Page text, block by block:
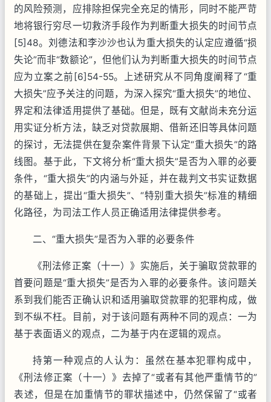
的风险预测，应排除担保完全充足的情形，同时不能严苛
地将银行穷尽一切救济手段作为判断重大损失的时间节点
[5]48。刘德法和李沙沙也认为重大损失的认定应遵循“损
失论”而非“数额论”，但他们认为判断重大损失的时间节点
应为立案之前[6]54-55。上述研究从不同角度阐释了“重
大损失”应予关注的问题，为深入探究“重大损失”的地位、
界定和法律适用提供了基础。但是，既有文献尚未充分运
用实证分析方法，缺乏对贷款展期、借新还旧等具体问题
的探讨，无法提供在复杂案件背景下认定“重大损失”的路
线图。基于此，下文将分析“重大损失”是否为入罪的必要
条件，“重大损失”的内涵与外延，并在裁判文书实证数据
的基础上，提出“重大损失”、“特别重大损失”标准的精细
化路径，为司法工作人员正确适用法律提供参考。
二、“重大损失”是否为入罪的必要条件
《刑法修正案（十一）》实施后，关于骗取贷款罪的
首要问题是“重大损失”是否为入罪的必要条件。该问题关
系到我们能否正确认识和适用骗取贷款罪的犯罪构成，做
到不纵不枉。目前，对于该问题有两种不同的观点：一为
基于表面语义的观点，二为基于内在逻辑的观点。
持第一种观点的人认为：虽然在基本犯罪构成中，
《刑法修正案（十一）》去掉了“或者有其他严重情节的”
表述，但是在加重情节的罪状描述中，仍然保留了“或者